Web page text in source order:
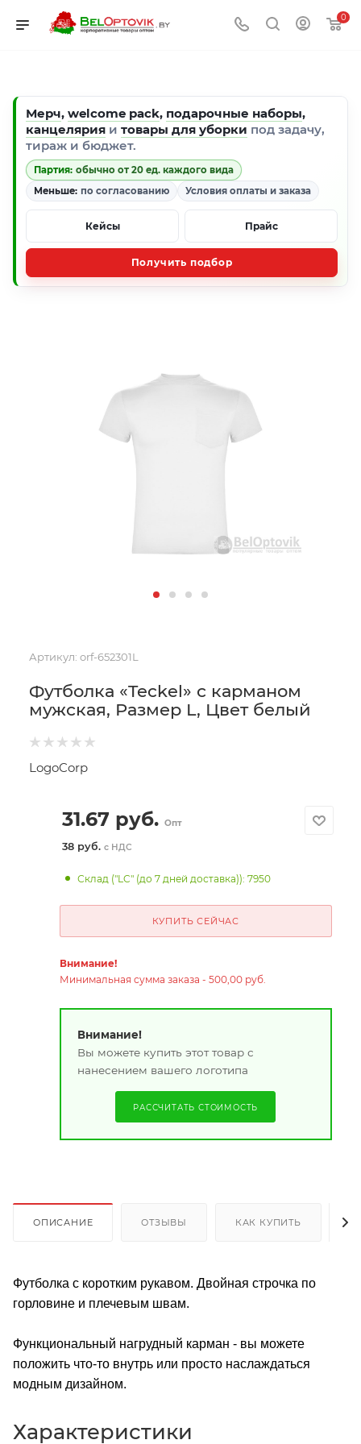
0
Мерч, welcome pack, подарочные наборы,
канцелярия и товары для уборки под задачу,
тираж и бюджет.
Партия: обычно от 20 ед. каждого вида
Меньше: по согласованию Условия оплаты и заказа
Кейсы Прайс
Получить подбор
Артикул: orf-652301L
Футболка «Teckel» с карманом
мужская, Размер L, Цвет белый
LogoCorp
31.67 руб. Опт
38 руб. с НДС
Склад ("LC" (до 7 дней доставка)): 7950
КУПИТЬ СЕЙЧАС
Внимание!
Минимальная сумма заказа - 500,00 руб.
Внимание!
Вы можете купить этот товар с
нанесением вашего логотипа
РАССЧИТАТЬ СТОИМОСТЬ
ОПИСАНИЕ ОТЗЫВЫ КАК КУПИТЬ
Футболка с коротким рукавом. Двойная строчка по
горловине и плечевым швам.
Функциональный нагрудный карман - вы можете
положить что-то внутрь или просто наслаждаться
модным дизайном.
Характеристики